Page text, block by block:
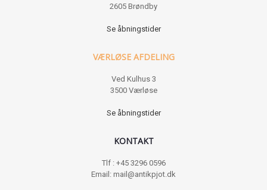
2605 Brøndby
Se åbningstider
VÆRLØSE AFDELING
Ved Kulhus 3
3500 Værløse
Se åbningstider
KONTAKT
Tlf : +45 3296 0596
Email: mail@antikpjot.dk